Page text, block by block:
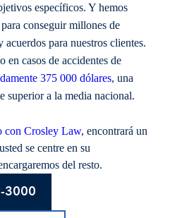
específicos. Y hemos
conseguir millones de
acuerdos para nuestros clientes.
en casos de accidentes de
375 000 dólares, una
superior a la media nacional.
con Crosley Law, encontrará un
se centre en su
del resto.
3000